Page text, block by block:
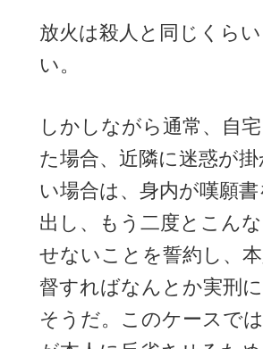
放火は殺人と同じくら
い。
しかしながら通常、自
た場合、近隣に迷惑が
い場合は、身内が嘆願
出し、もう二度とこん
せないことを誓約し、
督すればなんとか実刑
そうだ。このケースで